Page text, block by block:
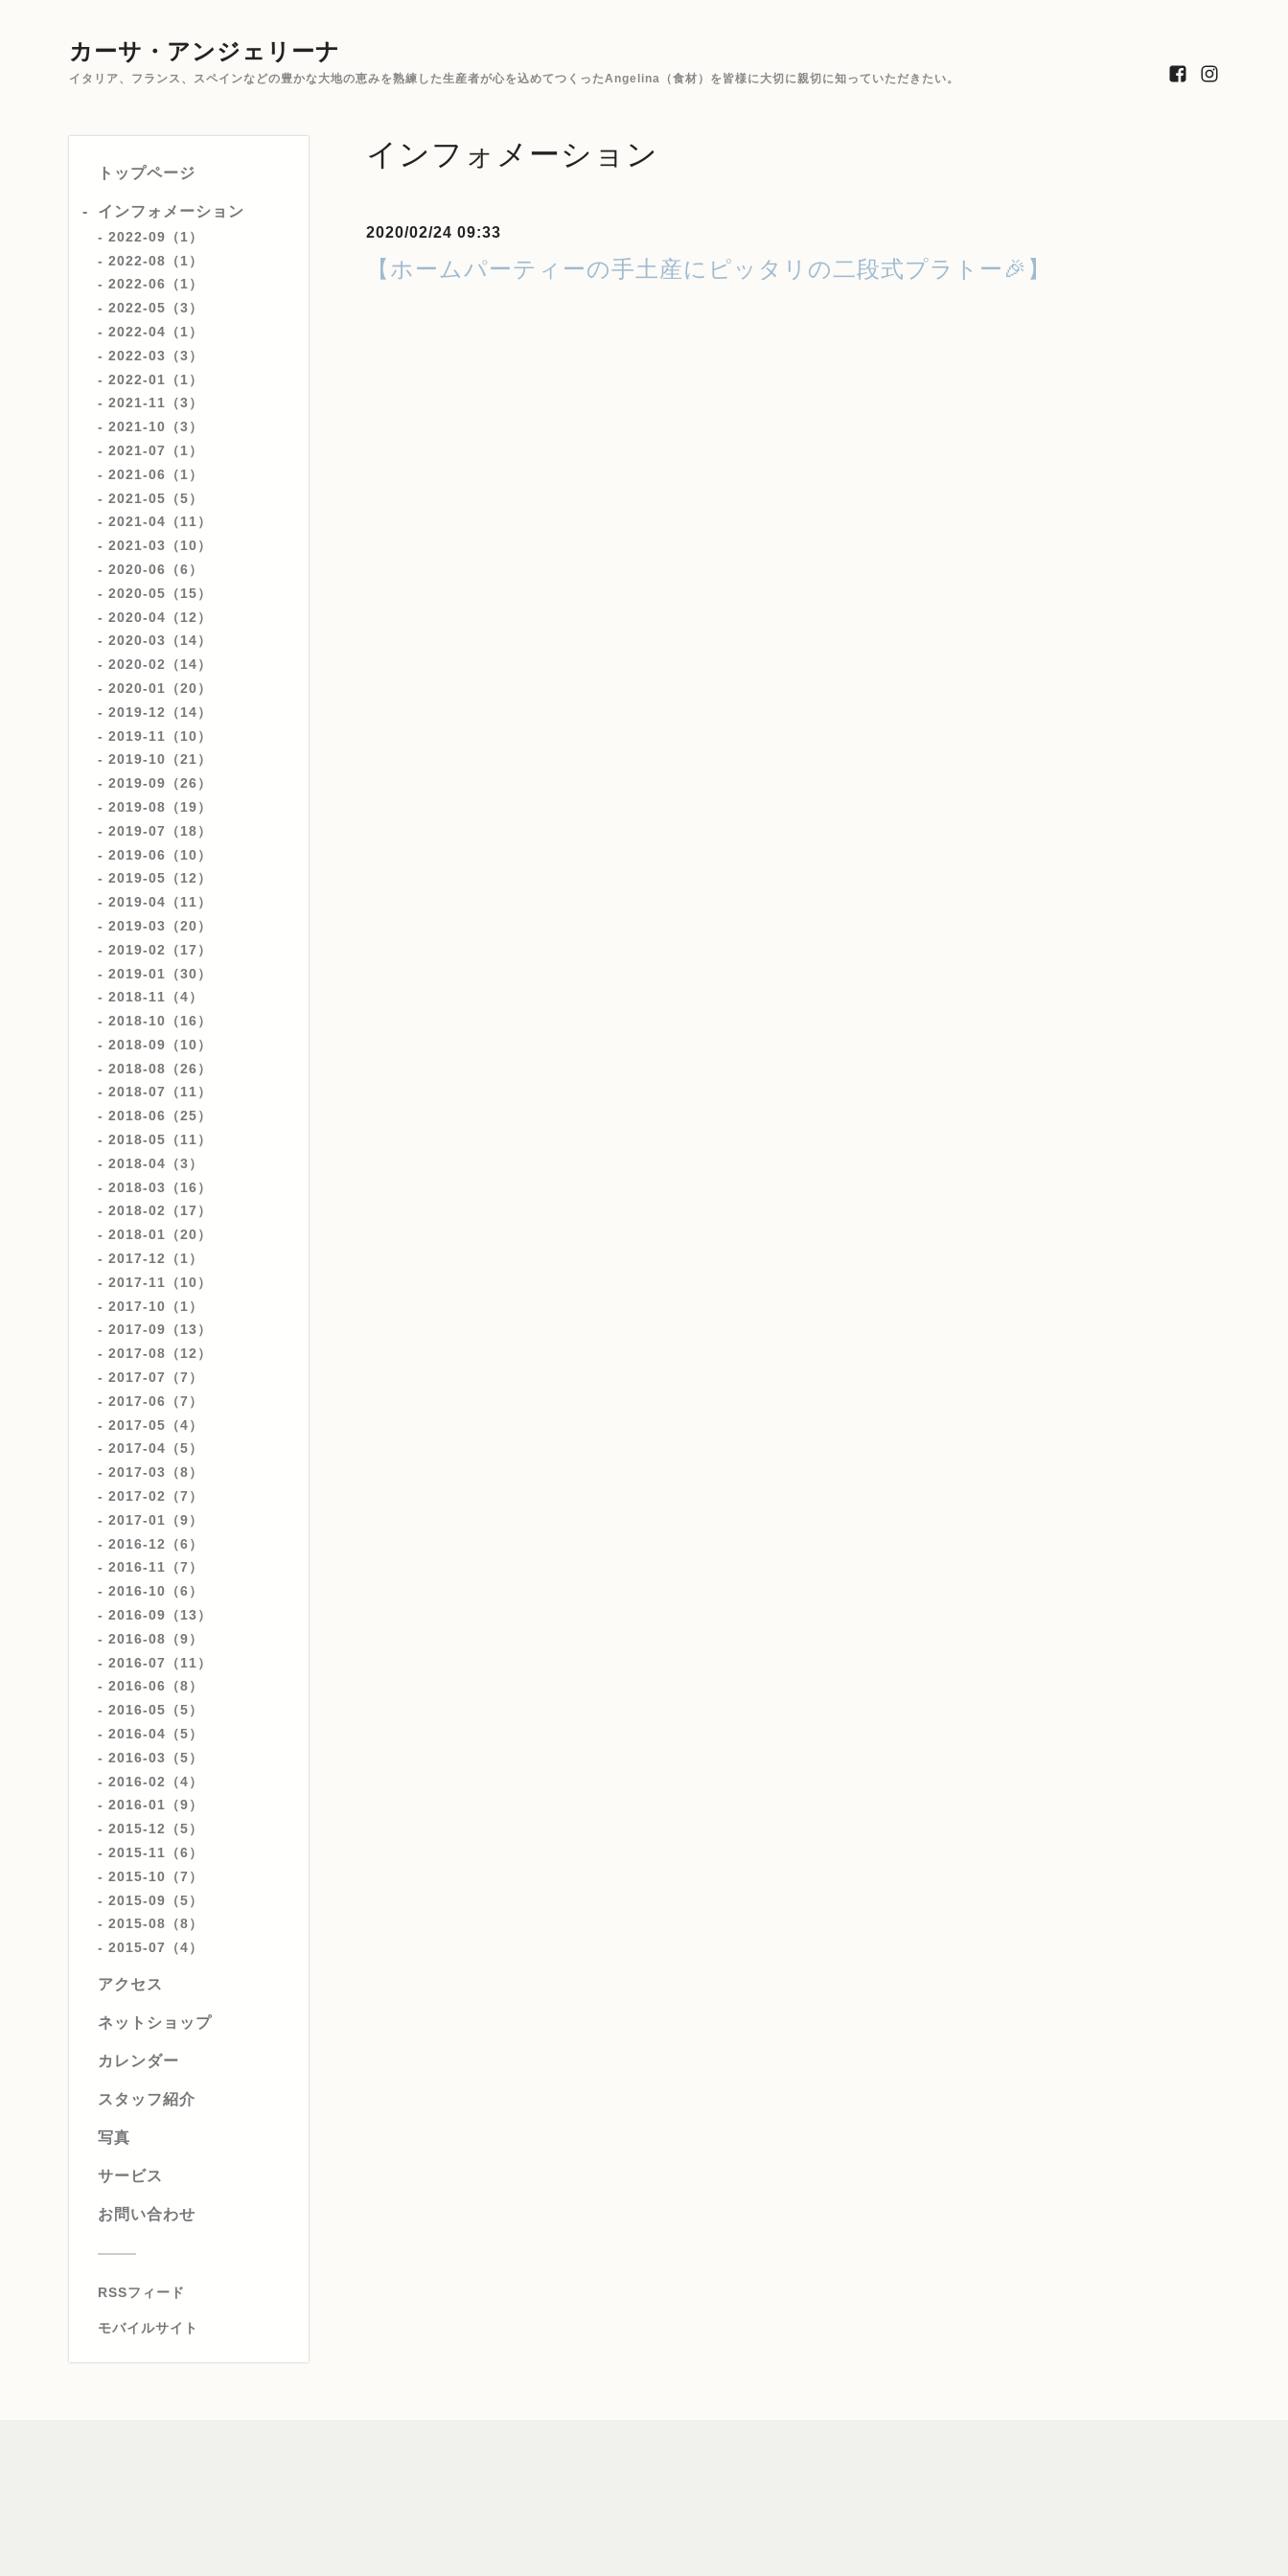
カーサ・アンジェリーナ
イタリア、フランス、スペインなどの豊かな大地の恵みを熟練した生産者が心を込めてつくったAngelina（食材）を皆様に大切に親切に知っていただきたい。
トップページ
インフォメーション
2022-09（1）
2022-08（1）
2022-06（1）
2022-05（3）
2022-04（1）
2022-03（3）
2022-01（1）
2021-11（3）
2021-10（3）
2021-07（1）
2021-06（1）
2021-05（5）
2021-04（11）
2021-03（10）
2020-06（6）
2020-05（15）
2020-04（12）
2020-03（14）
2020-02（14）
2020-01（20）
2019-12（14）
2019-11（10）
2019-10（21）
2019-09（26）
2019-08（19）
2019-07（18）
2019-06（10）
2019-05（12）
2019-04（11）
2019-03（20）
2019-02（17）
2019-01（30）
2018-11（4）
2018-10（16）
2018-09（10）
2018-08（26）
2018-07（11）
2018-06（25）
2018-05（11）
2018-04（3）
2018-03（16）
2018-02（17）
2018-01（20）
2017-12（1）
2017-11（10）
2017-10（1）
2017-09（13）
2017-08（12）
2017-07（7）
2017-06（7）
2017-05（4）
2017-04（5）
2017-03（8）
2017-02（7）
2017-01（9）
2016-12（6）
2016-11（7）
2016-10（6）
2016-09（13）
2016-08（9）
2016-07（11）
2016-06（8）
2016-05（5）
2016-04（5）
2016-03（5）
2016-02（4）
2016-01（9）
2015-12（5）
2015-11（6）
2015-10（7）
2015-09（5）
2015-08（8）
2015-07（4）
アクセス
ネットショップ
カレンダー
スタッフ紹介
写真
サービス
お問い合わせ
RSSフィード
モバイルサイト
インフォメーション
2020/02/24 09:33
【ホームパーティーの手土産にピッタリの二段式プラトー🎉】